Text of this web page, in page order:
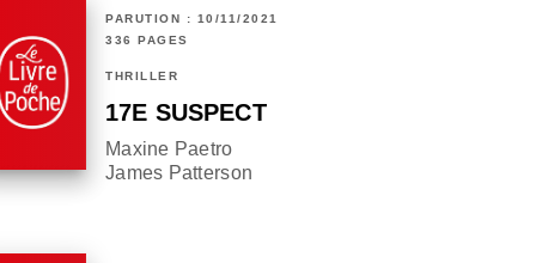
PARUTION : 10/11/2021
336 PAGES
THRILLER
17E SUSPECT
Maxine Paetro
James Patterson